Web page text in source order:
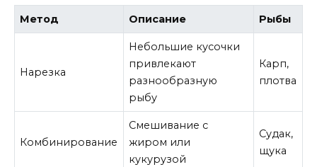
Метод Описание Рыбы
Нарезка
Небольшие кусочки
привлекают
разнообразную
рыбу
Карп,
плотва
Комбинирование
Смешивание с
жиром или
кукурузой
Судак,
щука